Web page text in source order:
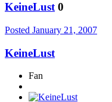
KeineLust 0
Posted January 21, 2007
KeineLust
Fan